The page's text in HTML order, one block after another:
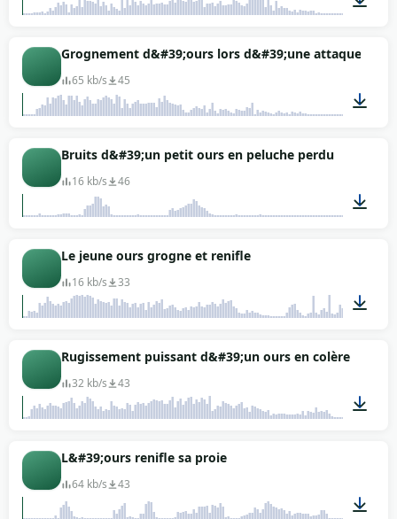
00:02
Grognement d&#39;ours lors d&#39;une attaque
65 kb/s 45
Bruits d&#39;un petit ours en peluche perdu
16 kb/s 46
Le jeune ours grogne et renifle
16 kb/s 33
00:09
Rugissement puissant d&#39;un ours en colère
32 kb/s 43
L&#39;ours renifle sa proie
64 kb/s 43